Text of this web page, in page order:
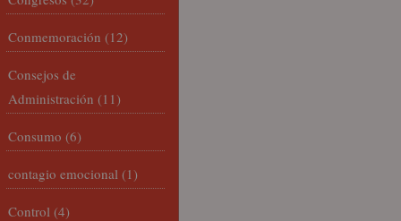
Conmemoración (12)
Consejos de
Administración (11)
Consumo (6)
contagio emocional (1)
Control (4)